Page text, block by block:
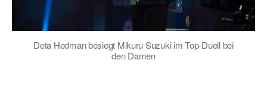
Deta Hedman besiegt Mikuru Suzuki im Top-Duell bei
den Damen